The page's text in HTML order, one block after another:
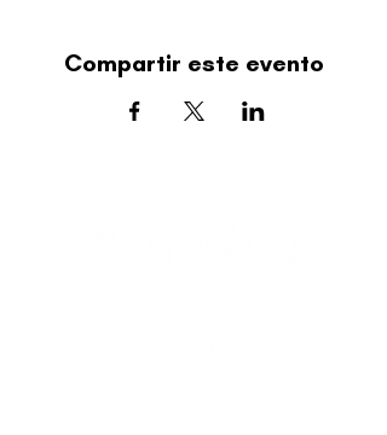
Compartir este evento